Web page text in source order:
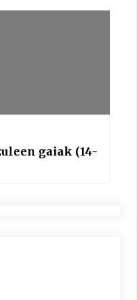
gaiak (14-